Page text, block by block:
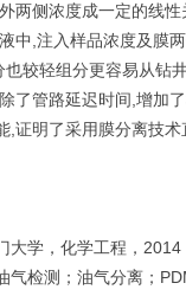
两侧浓度成一定的线
中,注入样品浓度及膜
较轻组分更容易从钻
了管路延迟时间,增加
,证明了采用膜分离技
大学，化学工程，
气检测；油气分离；